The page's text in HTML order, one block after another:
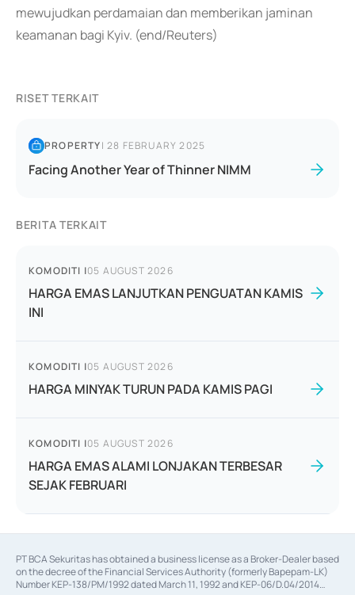
mewujudkan perdamaian dan memberikan jaminan
keamanan bagi Kyiv. (end/Reuters)
RISET TERKAIT
PROPERTY|28 FEBRUARY 2025
Facing Another Year of Thinner NIMM
BERITA TERKAIT
KOMODITI |05 AUGUST 2026
HARGA EMAS LANJUTKAN PENGUATAN KAMIS
INI
KOMODITI |05 AUGUST 2026
HARGA MINYAK TURUN PADA KAMIS PAGI
KOMODITI |05 AUGUST 2026
HARGA EMAS ALAMI LONJAKAN TERBESAR
SEJAK FEBRUARI
PT BCA Sekuritas has obtained a business license as a Broker-Dealer based
on the decree of the Financial Services Authority (formerly Bapepam-LK)
Number KEP-138/PM/1992 dated March 11, 1992 and KEP-06/D.04/2014